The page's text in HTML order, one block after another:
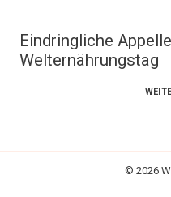
Eindringliche
Welternährungstag
© 2026